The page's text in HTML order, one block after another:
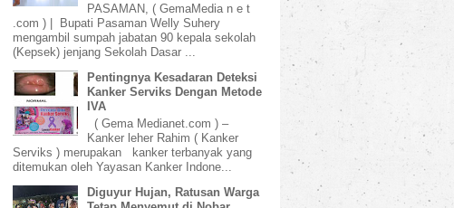
PASAMAN, ( GemaMedia n e t
.com ) | Bupati Pasaman Welly Suhery
mengambil sumpah jabatan 90 kepala sekolah
(Kepsek) jenjang Sekolah Dasar ...
Pentingnya Kesadaran Deteksi
Kanker Serviks Dengan Metode
IVA
( Gema Medianet.com ) –
Kanker leher Rahim ( Kanker
Serviks ) merupakan kanker terbanyak yang
ditemukan oleh Yayasan Kanker Indone...
Diguyur Hujan, Ratusan Warga